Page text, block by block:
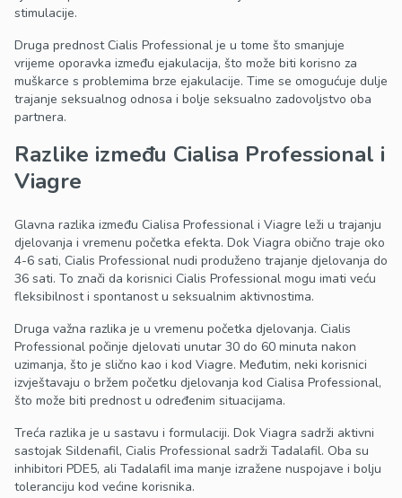
stimulacije.
Druga prednost Cialis Professional je u tome što smanjuje
vrijeme oporavka između ejakulacija, što može biti korisno za
muškarce s problemima brze ejakulacije. Time se omogućuje dulje
trajanje seksualnog odnosa i bolje seksualno zadovoljstvo oba
partnera.
Razlike između Cialisa Professional i
Viagre
Glavna razlika između Cialisa Professional i Viagre leži u trajanju
djelovanja i vremenu početka efekta. Dok Viagra obično traje oko
4-6 sati, Cialis Professional nudi produženo trajanje djelovanja do
36 sati. To znači da korisnici Cialis Professional mogu imati veću
fleksibilnost i spontanost u seksualnim aktivnostima.
Druga važna razlika je u vremenu početka djelovanja. Cialis
Professional počinje djelovati unutar 30 do 60 minuta nakon
uzimanja, što je slično kao i kod Viagre. Međutim, neki korisnici
izvještavaju o bržem početku djelovanja kod Cialisa Professional,
što može biti prednost u određenim situacijama.
Treća razlika je u sastavu i formulaciji. Dok Viagra sadrži aktivni
sastojak Sildenafil, Cialis Professional sadrži Tadalafil. Oba su
inhibitori PDE5, ali Tadalafil ima manje izražene nuspojave i bolju
toleranciju kod većine korisnika.